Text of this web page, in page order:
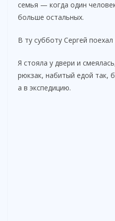
семья — когда один
больше остальных.
В ту субботу Сергей
Я стояла у двери и
рюкзак, набитый едой так,
а в экспедицию.